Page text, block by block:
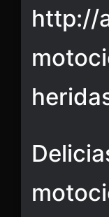
http://